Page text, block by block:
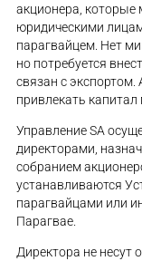
акционера, которые
юридическими
парагвайцем. Нет
но потребуется
связан с
привлекать
Управление SA
директорами,
собранием
устанавливаются
парагвайцами или
Парагвае.
Директора не несут